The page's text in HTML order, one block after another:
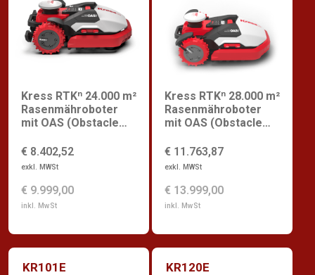
Kress RTKⁿ 24.000 m²
Rasenmähroboter
mit OAS (Obstacle
€ 8.402,52
exkl. MWSt
€ 9.999,00
inkl. MwSt
Kress RTKⁿ 28.000 m²
Rasenmähroboter
mit OAS (Obstacle
€ 11.763,87
exkl. MWSt
€ 13.999,00
inkl. MwSt
KR101E KR120E